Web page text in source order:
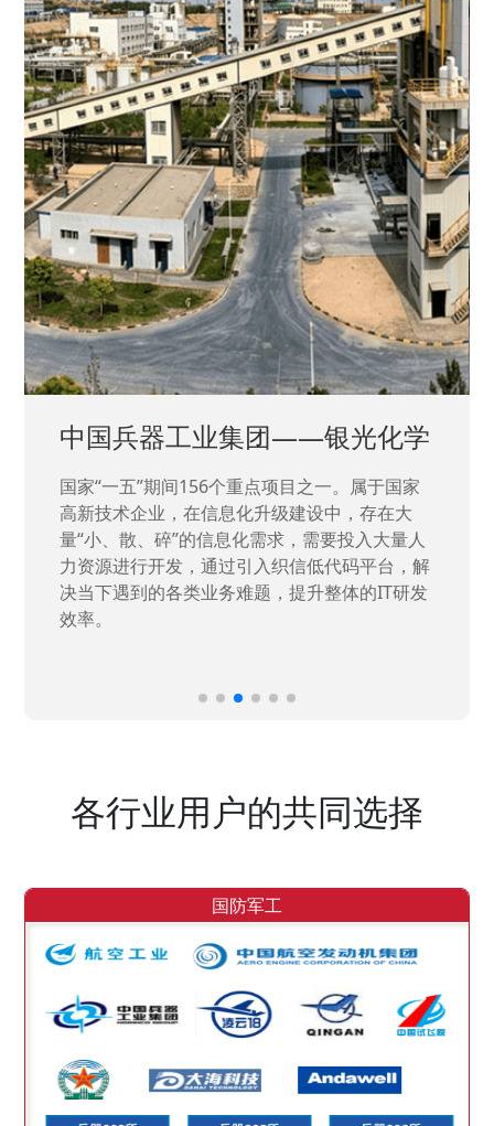
中国兵器工业集团——银光化学
国家“一五”期间156个重点项目之一。属于国家
高新技术企业，在信息化升级建设中，存在大
量“小、散、碎”的信息化需求，需要投入大量人
力资源进行开发，通过引入织信低代码平台，解
决当下遇到的各类业务难题，提升整体的IT研发
效率。
各行业用户的共同选择
国防军工